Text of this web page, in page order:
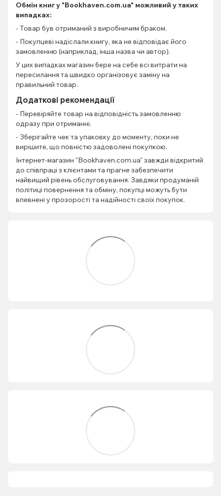
Обмін книгу "Bookhaven.com.ua" можливий у таких
випадках:
- Товар був отриманий з виробничим браком.
- Покупцеві надіслали книгу, яка не відповідає його
замовленню (наприклад, інша назва чи автор).
У цих випадках магазин бере на себе всі витрати на
пересилання та швидко організовує заміну на
правильний товар.
Додаткові рекомендації
- Перевіряйте товар на відповідність замовленню
одразу при отриманні.
- Зберігайте чек та упаковку до моменту, поки не
вирішите, що повністю задоволені покупкою.
Інтернет-магазин "Bookhaven.com.ua" завжди відкритий
до співпраці з клієнтами та прагне забезпечити
найвищий рівень обслуговування. Завдяки продуманій
політиці повернення та обміну, покупці можуть бути
впевнені у прозорості та надійності своїх покупок.